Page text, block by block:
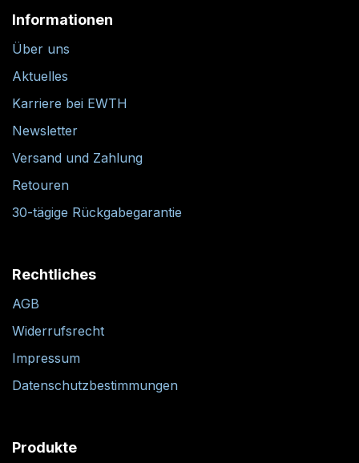
Informationen
Über uns
Aktuelles
Karriere bei EWTH
Newsletter
Versand und Zahlung
Retouren
30-tägige Rückgabegarantie
Rechtliches
AGB
Widerrufsrecht
Impressum
Datenschutzbestimmungen
Produkte